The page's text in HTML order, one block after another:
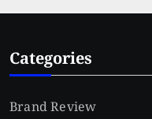
Categories
Brand Review